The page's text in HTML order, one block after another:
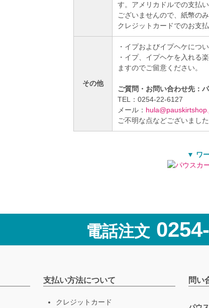
す。アメリカドルでの支払
ございませんので、紙幣の
クレジットカードでのお支
その他
・イプおよびイプヘケにつ
・イプ、イプヘケを入れる
ますのでご留意ください。
ご質問・お問い合わせ先：
TEL：0254-22-6127
メール：
ご不明な点などございまし
▼ ワ
電話注文
支払い方法について
クレジットカード
問い